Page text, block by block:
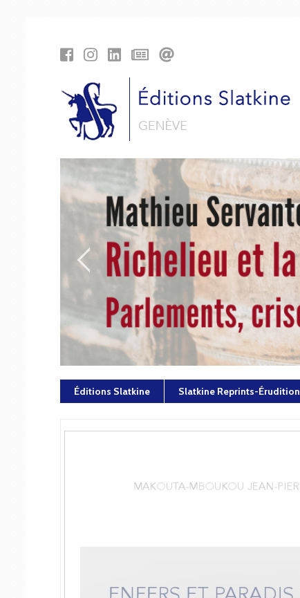
Éditions Slatkine Slatkine Reprints-Érudition